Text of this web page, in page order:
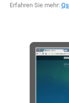
Erfahren Sie mehr: